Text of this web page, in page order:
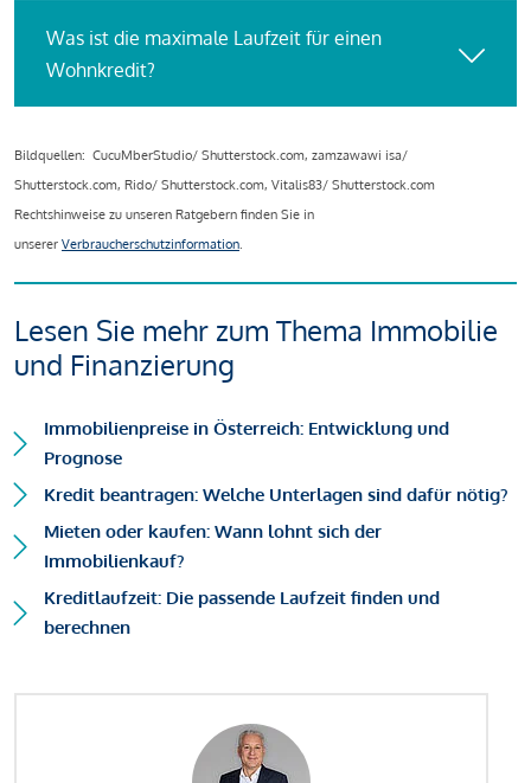
Was ist die maximale Laufzeit für einen
Wohnkredit?
Bildquellen: CucuMberStudio/ Shutterstock.com, zamzawawi isa/
Shutterstock.com, Rido/ Shutterstock.com, Vitalis83/ Shutterstock.com
Rechtshinweise zu unseren Ratgebern finden Sie in
unserer Verbraucherschutzinformation.
Lesen Sie mehr zum Thema Immobilie
und Finanzierung
Immobilienpreise in Österreich: Entwicklung und
Prognose
Kredit beantragen: Welche Unterlagen sind dafür nötig?
Mieten oder kaufen: Wann lohnt sich der
Immobilienkauf?
Kreditlaufzeit: Die passende Laufzeit finden und
berechnen